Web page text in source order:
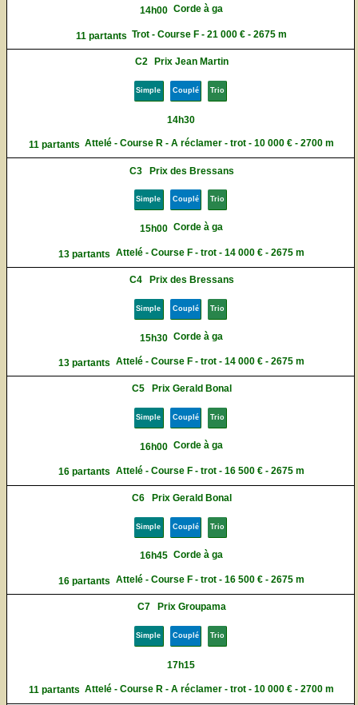
14h00 Corde à ga
11 partants Trot - Course F - 21 000 € - 2675 m
C2 Prix Jean Martin
Simple Couplé Trio
14h30
11 partants Attelé - Course R - A réclamer - trot - 10 000 € - 2700 m
C3 Prix des Bressans
Simple Couplé Trio
15h00 Corde à ga
13 partants Attelé - Course F - trot - 14 000 € - 2675 m
C4 Prix des Bressans
Simple Couplé Trio
15h30 Corde à ga
13 partants Attelé - Course F - trot - 14 000 € - 2675 m
C5 Prix Gerald Bonal
Simple Couplé Trio
16h00 Corde à ga
16 partants Attelé - Course F - trot - 16 500 € - 2675 m
C6 Prix Gerald Bonal
Simple Couplé Trio
16h45 Corde à ga
16 partants Attelé - Course F - trot - 16 500 € - 2675 m
C7 Prix Groupama
Simple Couplé Trio
17h15
11 partants Attelé - Course R - A réclamer - trot - 10 000 € - 2700 m